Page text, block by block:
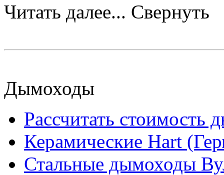
Читать далее... Свернуть
Дымоходы
Рассчитать стоимость
Керамические Hart
Стальные дымоходы